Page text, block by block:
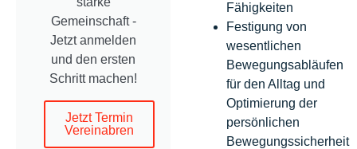
Gemeinschaft -
Jetzt anmelden
und den ersten
Schritt machen!
Jetzt Termin
Vereinabren
Fähigkeiten
Festigung von
wesentlichen
Bewegungsabläufen
für den Alltag und
Optimierung der
persönlichen
Bewegungssicherheit